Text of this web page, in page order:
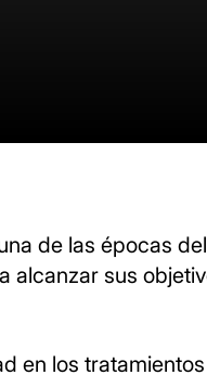
de las épocas
sus
en los